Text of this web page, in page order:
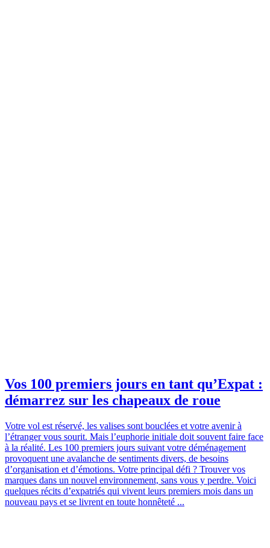
Vos 100 premiers jours en tant qu’Expat :
démarrez sur les chapeaux de roue
Votre vol est réservé, les valises sont bouclées et votre avenir à
l’étranger vous sourit. Mais l’euphorie initiale doit souvent faire face
à la réalité. Les 100 premiers jours suivant votre déménagement
provoquent une avalanche de sentiments divers, de besoins
d’organisation et d’émotions. Votre principal défi ? Trouver vos
marques dans un nouvel environnement, sans vous y perdre. Voici
quelques récits d’expatriés qui vivent leurs premiers mois dans un
nouveau pays et se livrent en toute honnêteté ...